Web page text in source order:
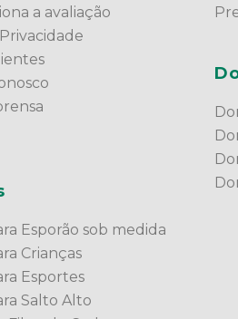
a avaliação
Esporão sob medida
Crianças
Esportes
Salto Alto